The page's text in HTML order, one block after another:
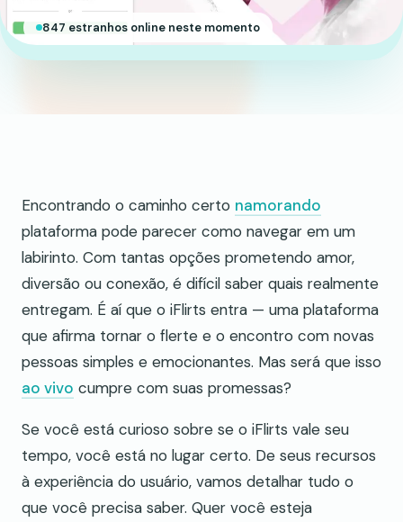
847 estranhos online neste momento
Encontrando o caminho certo namorando
plataforma pode parecer como navegar em um
labirinto. Com tantas opções prometendo amor,
diversão ou conexão, é difícil saber quais realmente
entregam. É aí que o iFlirts entra — uma plataforma
que afirma tornar o flerte e o encontro com novas
pessoas simples e emocionantes. Mas será que isso
ao vivo cumpre com suas promessas?
Se você está curioso sobre se o iFlirts vale seu
tempo, você está no lugar certo. De seus recursos
à experiência do usuário, vamos detalhar tudo o
que você precisa saber. Quer você esteja